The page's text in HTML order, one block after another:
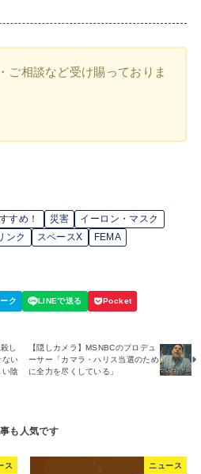
ご相談など受け賜っておりま
すめ！ 災害
イーロン・マスク
ンク スペースX
FEMA
し
ない
陰
【隠しカメラ】MSNBCのプロデュ
ーサー「カマラ・ハリス当選のため
に全力を尽くしている」
ス ニュース